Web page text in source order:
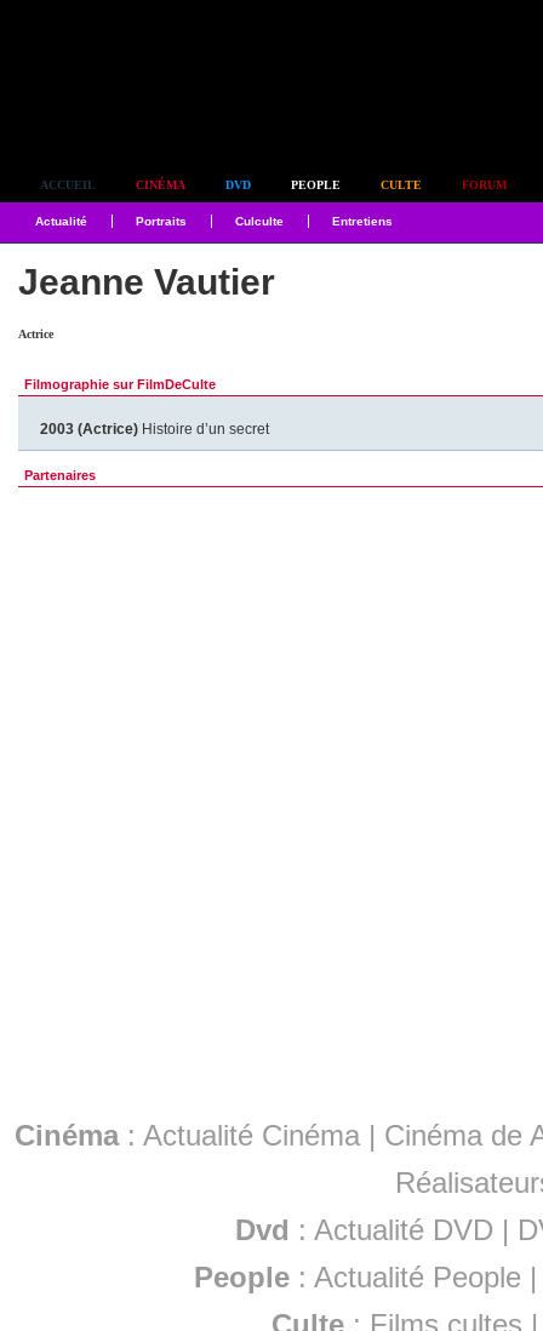
ACCUEIL CINÉMA DVD PEOPLE CULTE FORUM
Actualité Portraits Culculte Entretiens
Jeanne Vautier
Actrice
Filmographie sur FilmDeCulte
2003 (Actrice) Histoire d’un secret
Partenaires
Cinéma: Actualité Cinéma | Cinéma de
Dvd : Actualité DVD |
People :Actualité People
Culte : Films cultes